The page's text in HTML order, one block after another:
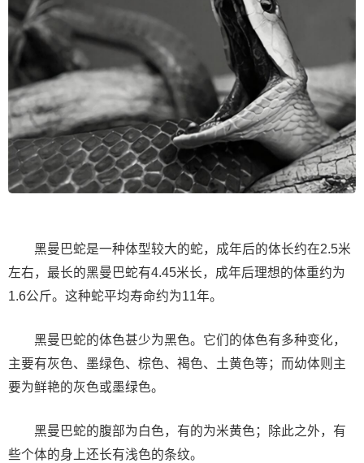
黑曼巴蛇是一种体型较大的蛇，成年后的体长约在2.5米
左右，最长的黑曼巴蛇有4.45米长，成年后理想的体重约为
1.6公斤。这种蛇平均寿命约为11年。
黑曼巴蛇的体色甚少为黑色。它们的体色有多种变化，
主要有灰色、墨绿色、棕色、褐色、土黄色等；而幼体则主
要为鲜艳的灰色或墨绿色。
黑曼巴蛇的腹部为白色，有的为米黄色；除此之外，有
些个体的身上还长有浅色的条纹。